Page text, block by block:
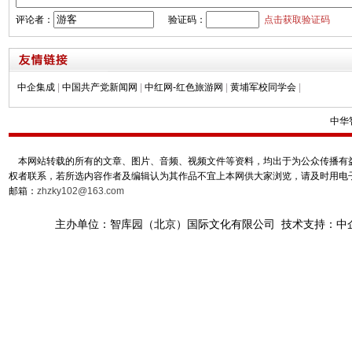
评论者： 验证码： 点击获取验证码
中企集成 中国共产党新闻网 中红网-红色旅游网 黄埔军校同学会
中华
本网站转载的所有的文章、图片、音频、视频文件等资料，均出于为公众传播
权者联系，若所选内容作者及编辑认为其作品不宜上本网供大家浏览，请及时用
邮箱： zhzky102@163.com
主办单位：智库园（北京）国际文化有限公司 技术支持：